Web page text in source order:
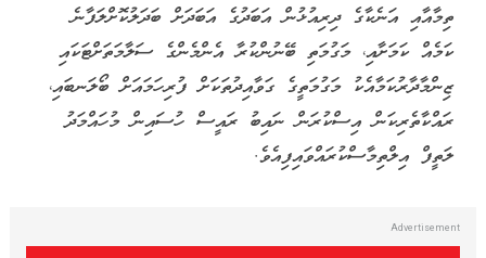
ތިމާއާއި އަނެކާގެ ދިރިއުޅުން އަބަދުގެ އަބަދަށް ބަދަލުކޮށްލަފާނެ
ކަމެއް ކަމަށާއި، މަގުމަތި ބޭނުންކުރާ އެންމެންގެ ސަލާމަތަށްޓަކައި
ޒިންމާދާރުކަމާއެކު މަގުމަތީގެ ގަވާއިދުތަކަށް ފުރިހަމައަށް ބޯލަނބައި،
ރައްކާތެރިކަން އިސްކުރަން ނައިބު ރައީސް ހުސައިން މުހައްމަދު
ލަތީފް އިލްތިމާސްކުރައްވައިފިއެވެ.